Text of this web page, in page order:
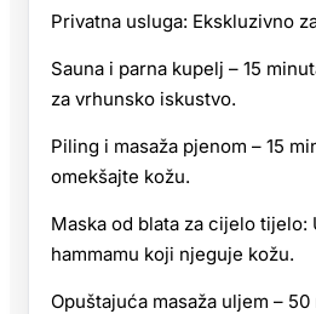
Privatna usluga: Ekskluzivno
Sauna i parna kupelj – 15
za vrhunsko iskustvo.
Piling i masaža pjenom – 15
omekšajte kožu.
Maska od blata za cijelo
hammamu koji njeguje kožu.
Opuštajuća masaža uljem –